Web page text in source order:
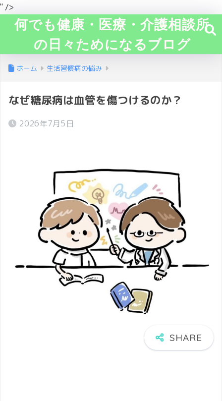
" />
何でも健康・医療・介護相談所
の日々ためになるブログ
ホーム 生活習慣病の悩み
なぜ糖尿病は血管を傷つけるのか？
2026年7月5日